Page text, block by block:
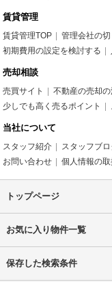
賃貸管理
賃貸管理TOP 管理会社の切
初期費用の設定を検討する
売却相談
売買サイト 不動産の売却
少しでも高く売るポイント
当社について
スタッフ紹介 スタッフブ
お問い合わせ
個人情報の
トップページ
お気に入り物件一覧
保存した検索条件